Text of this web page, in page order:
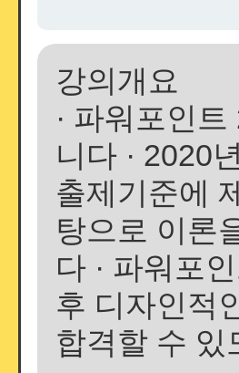
강의개요
· 파워포인
니다 · 2020
출제기준에
탕으로 이론
다 · 파워포
후 디자인적
합격할 수 있